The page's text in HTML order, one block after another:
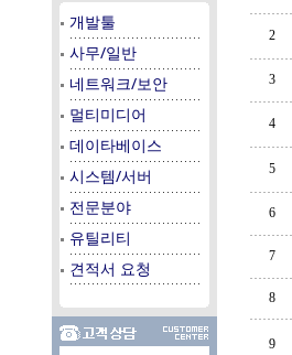
개발툴
사무/일반
네트워크/보안
멀티미디어
데이타베이스
시스템/서버
전문분야
유틸리티
견적서 요청
2
3
4
5
6
7
8
9